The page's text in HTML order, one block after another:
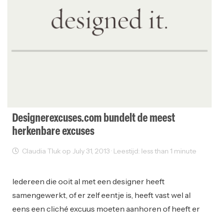
Designerexcuses.com bundelt de meest
herkenbare excuses
Claudia Tluk op July 31, 2013 · Leestijd: less than 1 minute
Iedereen die ooit al met een designer heeft
samengewerkt, of er zelf eentje is, heeft vast wel al
eens een cliché excuus moeten aanhoren of heeft er